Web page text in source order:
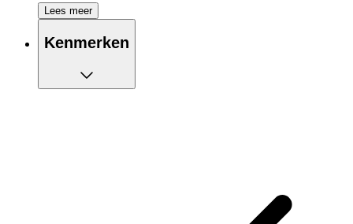
Gemaakt van stretchy materiaal
Beschikt over sneldrogend materiaal
Gemaakt van gerecycled polyester
Lees meer
Kenmerken